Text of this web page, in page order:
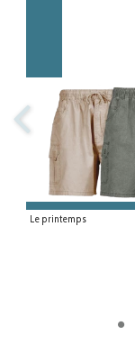
Le printemps